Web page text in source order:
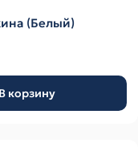
(Белый)
корзину